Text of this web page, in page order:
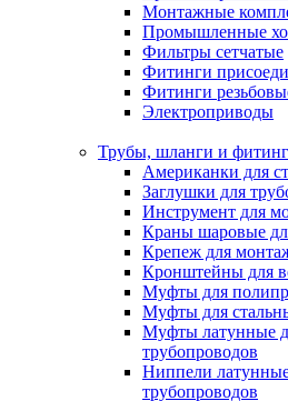
Монтажные
Промышленные
Фильтры сетчатые
Фитинги
Фитинги
Электроприводы
Трубы, шланги и
Американки для
Заглушки для
Инструмент для
Краны шаровые
Крепеж для
Кронштейны для
Муфты для
Муфты для
Муфты латунные
трубопроводов
Ниппели
трубопроводов